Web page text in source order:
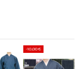
-10,00 €